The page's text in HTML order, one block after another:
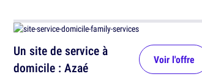
Un site de service à
domicile : Azaé
Voir l'offre